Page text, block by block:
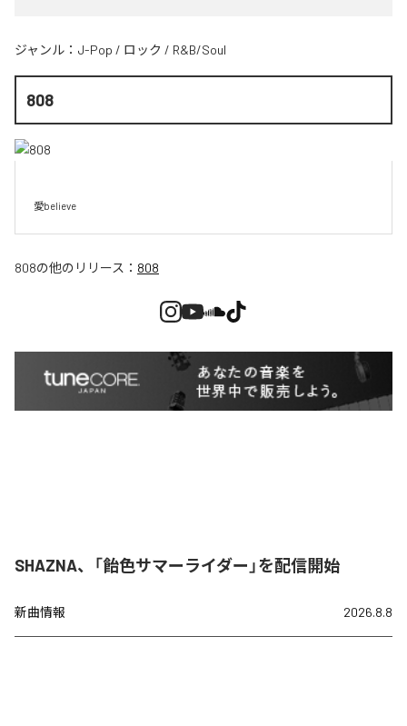
ジャンル： J-Pop / ロック / R&B/Soul
808
愛believe
808の他のリリース： 808
SHAZNA、「飴色サマーライダー」を配信開始
新曲情報 2026.8.8